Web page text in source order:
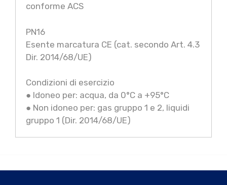
conforme ACS
PN16
Esente marcatura CE (cat. secondo Art. 4.3
Dir. 2014/68/UE)
Condizioni di esercizio
● Idoneo per: acqua, da 0°C a +95°C
● Non idoneo per: gas gruppo 1 e 2, liquidi
gruppo 1 (Dir. 2014/68/UE)